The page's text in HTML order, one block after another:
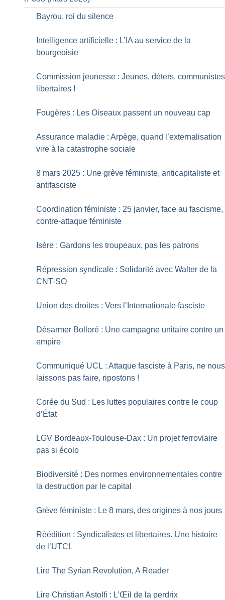
Bayrou, roi du silence
Intelligence artificielle : L’IA au service de la
bourgeoisie
Commission jeunesse : Jeunes, déters, communistes
libertaires !
Fougères : Les Oiseaux passent un nouveau cap
Assurance maladie : Arpège, quand l’externalisation
vire à la catastrophe sociale
8 mars 2025 : Une grève féministe, anticapitaliste et
antifasciste
Coordination féministe : 25 janvier, face au fascisme,
contre-attaque féministe
Isère : Gardons les troupeaux, pas les patrons
Répression syndicale : Solidarité avec Walter de la
CNT-SO
Union des droites : Vers l’Internationale fasciste
Désarmer Bolloré : Une campagne unitaire contre un
empire
Communiqué UCL : Attaque fasciste à Paris, ne nous
laissons pas faire, ripostons !
Corée du Sud : Les luttes populaires contre le coup
d’État
LGV Bordeaux-Toulouse-Dax : Un projet ferroviaire
pas si écolo
Biodiversité : Des normes environnementales contre
la destruction par le capital
Grève féministe : Le 8 mars, des origines à nos jours
Réédition : Syndicalistes et libertaires. Une histoire
de l’UTCL
Lire The Syrian Revolution, A Reader
Lire Christian Astolfi : L’Œil de la perdrix